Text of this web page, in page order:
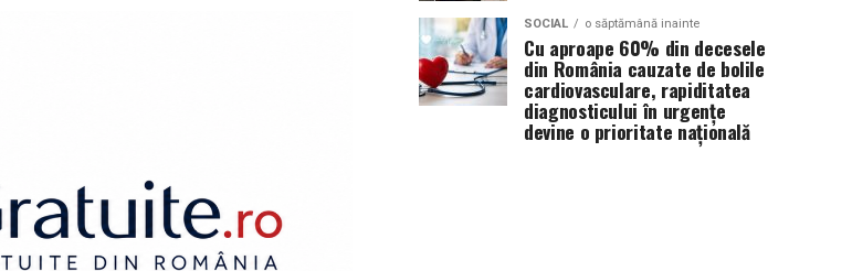
SOCIAL o săptămână inainte
Cu aproape 60% din decesele
din România cauzate de bolile
cardiovasculare, rapiditatea
diagnosticului în urgențe
devine o prioritate națională